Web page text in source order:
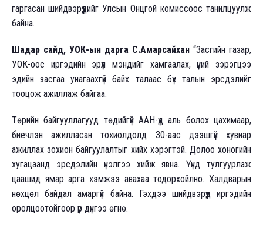
гаргасан шийдвэрүүдийг Улсын Онцгой комиссоос танилцуулж
байна.
Шадар сайд, УОК-ын дарга С.Амарсайхан “Засгийн газар,
УОК-оос иргэдийн эрүүл мэндийг хамгаалах, үүний зэрэгцээ
эдийн засгаа унагаахгүй байх талаас бүх талын эрсдэлийг
тооцож ажиллаж байгаа.
Төрийн байгууллагууд төдийгүй ААН-үүд аль болох цахимаар,
биечлэн ажилласан тохиолдолд 30-аас дээшгүй хувиар
ажиллах зохион байгуулалтыг хийх хэрэгтэй. Долоо хоногийн
хугацаанд эрсдэлийн үнэлгээ хийж явна. Үүнд тулгуурлаж
цаашид ямар арга хэмжээ авахаа тодорхойлно. Халдварын
нөхцөл байдал амаргүй байна. Гэхдээ шийдвэрүүд иргэдийн
оролцоотойгоор үр дүнгээ өгнө.